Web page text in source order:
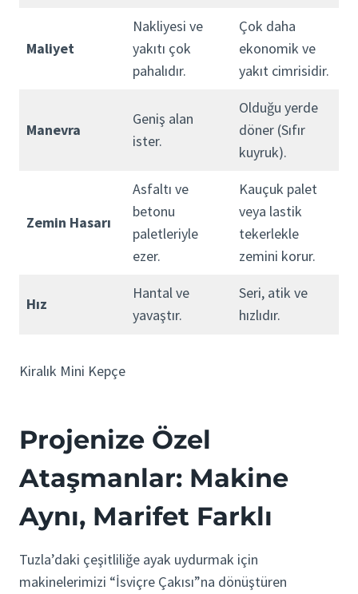
Maliyet
Nakliyesi ve
yakıtı çok
pahalıdır.
Çok daha
ekonomik ve
yakıt cimrisidir.
Manevra
Geniş alan
ister.
Olduğu yerde
döner (Sıfır
kuyruk).
Zemin Hasarı
Asfaltı ve
betonu
paletleriyle
ezer.
Kauçuk palet
veya lastik
tekerlekle
zemini korur.
Hız
Hantal ve
yavaştır.
Seri, atik ve
hızlıdır.
Kiralık Mini Kepçe
Projenize Özel
Ataşmanlar: Makine
Aynı, Marifet Farklı
Tuzla’daki çeşitliliğe ayak uydurmak için
makinelerimizi “İsviçre Çakısı”na dönüştüren